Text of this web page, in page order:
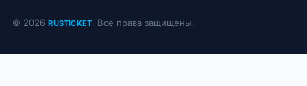
© 2026RUSTICKET. Все права защищены.